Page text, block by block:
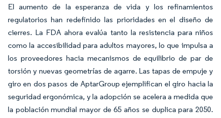
El aumento de la esperanza de vida y los refinamientos
regulatorios han redefinido las prioridades en el diseño de
cierres. La FDA ahora evalúa tanto la resistencia para niños
como la accesibilidad para adultos mayores, lo que impulsa a
los proveedores hacia mecanismos de equilibrio de par de
torsión y nuevas geometrías de agarre. Las tapas de empuje y
giro en dos pasos de AptarGroup ejemplifican el giro hacia la
seguridad ergonómica, y la adopción se acelera a medida que
la población mundial mayor de 65 años se duplica para 2050.